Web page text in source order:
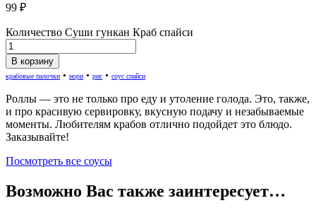
99 ₽
Количество Суши гункан Краб спайси
В корзину
крабовые палочки • нори • рис • соус спайси
Роллы — это не только про еду и утоление голода. Это, также,
и про красивую сервировку, вкусную подачу и незабываемые
моменты. Любителям крабов отлично подойдет это блюдо.
Заказывайте!
Посмотреть все соусы
Возможно Вас также заинтересует…